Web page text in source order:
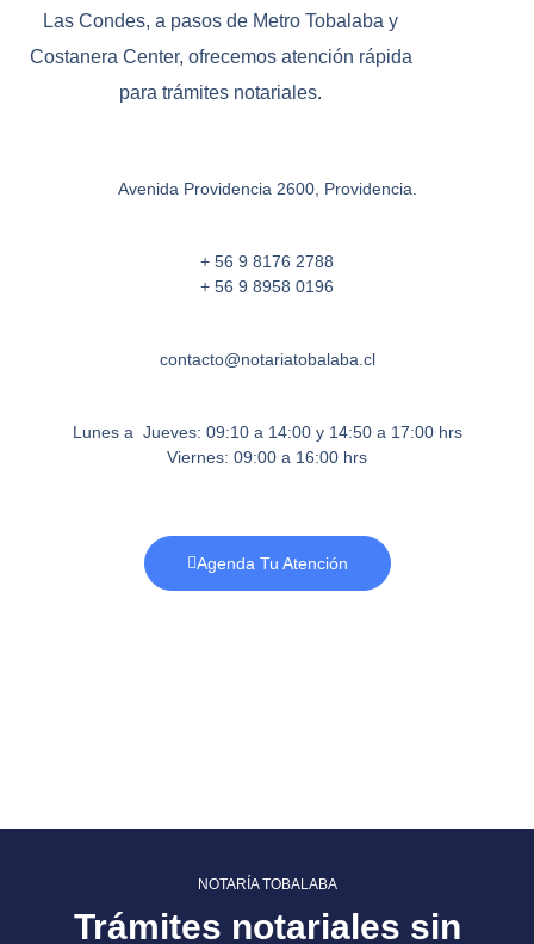
Las Condes, a pasos de Metro Tobalaba y
Costanera Center, ofrecemos atención rápida
para trámites notariales.
Avenida Providencia 2600, Providencia.
+ 56 9 8176 2788
+ 56 9 8958 0196
contacto@notariatobalaba.cl
Lunes a Jueves: 09:10 a 14:00 y 14:50 a 17:00 hrs
Viernes: 09:00 a 16:00 hrs
Agenda Tu Atención
NOTARÍA TOBALABA
Trámites notariales sin